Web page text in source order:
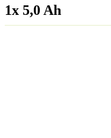
1x 5,0 Ah